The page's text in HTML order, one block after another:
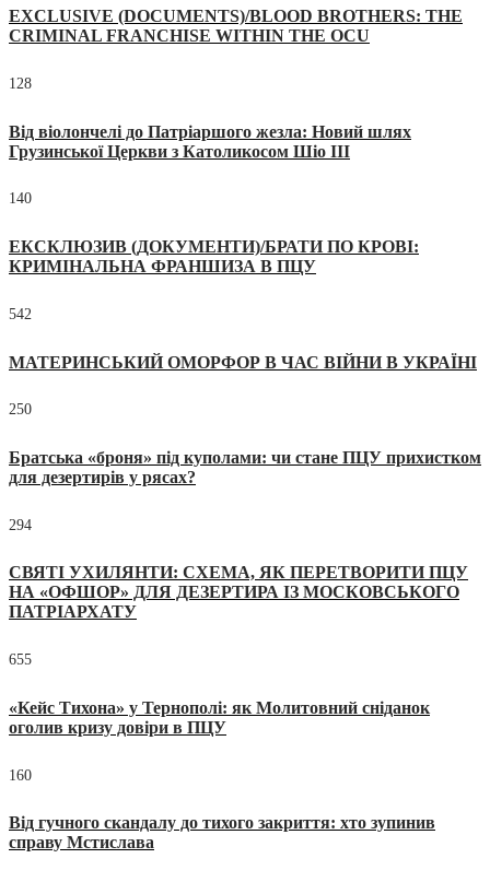
EXCLUSIVE (DOCUMENTS)/BLOOD BROTHERS: THE
CRIMINAL FRANCHISE WITHIN THE OCU
128
Від віолончелі до Патріаршого жезла: Новий шлях
Грузинської Церкви з Католикосом Шіо III
140
ЕКСКЛЮЗИВ (ДОКУМЕНТИ)/БРАТИ ПО КРОВІ:
КРИМІНАЛЬНА ФРАНШИЗА В ПЦУ
542
МАТЕРИНСЬКИЙ ОМОРФОР В ЧАС ВІЙНИ В УКРАЇНІ
250
Братська «броня» під куполами: чи стане ПЦУ прихистком
для дезертирів у рясах?
294
СВЯТІ УХИЛЯНТИ: СХЕМА, ЯК ПЕРЕТВОРИТИ ПЦУ
НА «ОФШОР» ДЛЯ ДЕЗЕРТИРА ІЗ МОСКОВСЬКОГО
ПАТРІАРХАТУ
655
«Кейс Тихона» у Тернополі: як Молитовний сніданок
оголив кризу довіри в ПЦУ
160
Від гучного скандалу до тихого закриття: хто зупинив
справу Мстислава